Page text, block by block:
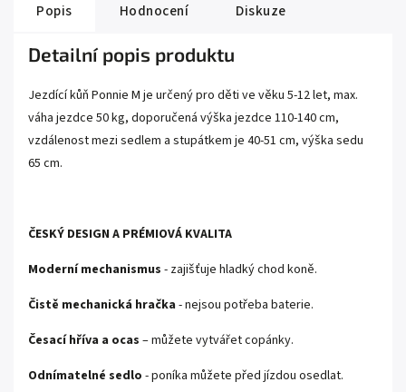
Popis Hodnocení Diskuze
Detailní popis produktu
Jezdící kůň Ponnie M je určený pro děti ve věku 5-12 let, max.
váha jezdce 50 kg, doporučená výška jezdce 110-140 cm,
vzdálenost mezi sedlem a stupátkem je 40-51 cm, výška sedu
65 cm.
ČESKÝ DESIGN A PRÉMIOVÁ KVALITA
Moderní mechanismus - zajišťuje hladký chod koně.
Čistě mechanická hračka - nejsou potřeba baterie.
Česací hříva a ocas – můžete vytvářet copánky.
Odnímatelné sedlo - poníka můžete před jízdou osedlat.